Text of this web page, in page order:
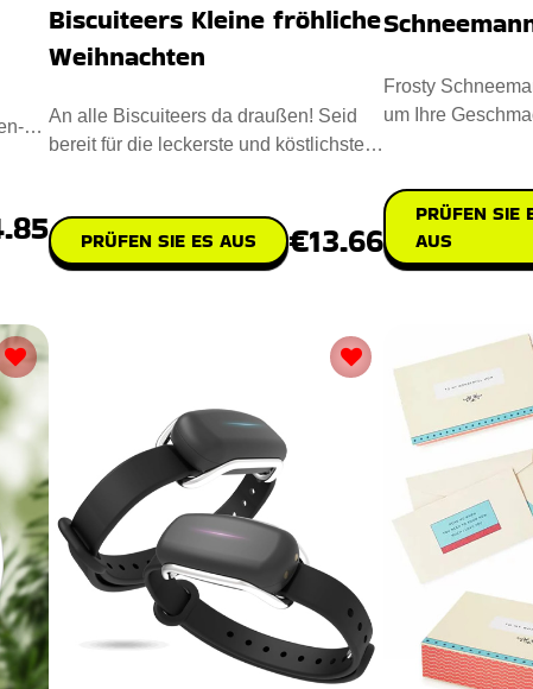
Biscuiteers Kleine fröhliche
Weihnachten
An alle Biscuiteers da draußen! Seid
bereit für die leckerste und köstlichste
PRÜFEN SIE ES AUS €13.66
Frosty
um Ihre
PRÜFEN SIE
AUS